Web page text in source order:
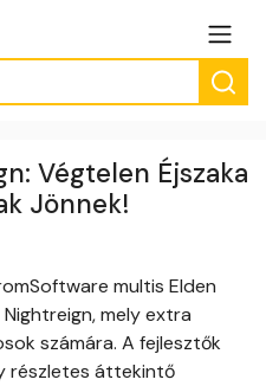
Végtelen Éjszaka
Jönnek!
multis Elden
mely extra
számára. A fejlesztők
részletes áttekintő